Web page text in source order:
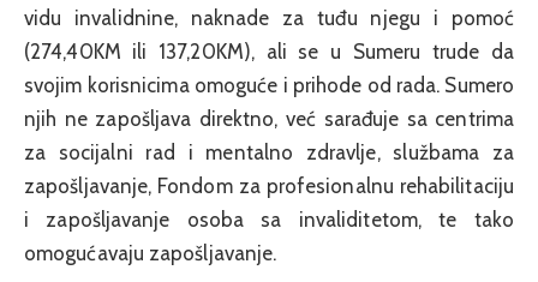
vidu invalidnine, naknade za tuđu njegu i pomoć
(274,40KM ili 137,20KM), ali se u Sumeru trude da
svojim korisnicima omoguće i prihode od rada. Sumero
njih ne zapošljava direktno, već sarađuje sa centrima
za socijalni rad i mentalno zdravlje, službama za
zapošljavanje, Fondom za profesionalnu rehabilitaciju
i zapošljavanje osoba sa invaliditetom, te tako
omogućavaju zapošljavanje.